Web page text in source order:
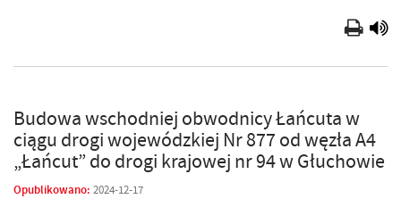
Budowa wschodniej obwodnicy Łańcuta w
ciągu drogi wojewódzkiej Nr 877 od węzła A4
„Łańcut” do drogi krajowej nr 94 w Głuchowie
Opublikowano: 2024-12-17